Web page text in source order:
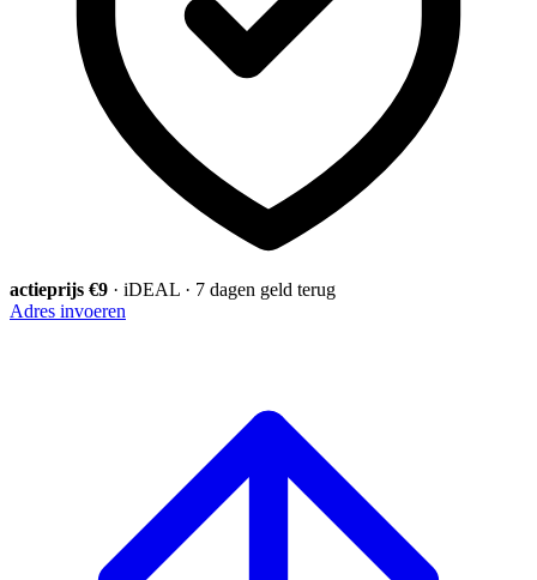
actieprijs €9 · iDEAL · 7 dagen geld terug
Adres invoeren